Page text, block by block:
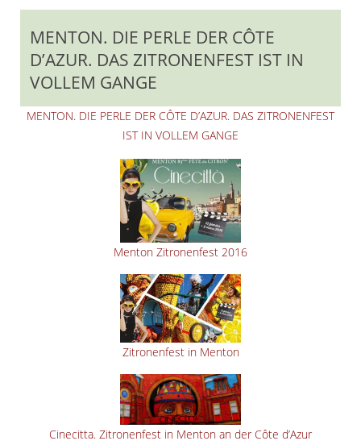
MENTON. DIE PERLE DER CÔTE
D’AZUR. DAS ZITRONENFEST IST IN
VOLLEM GANGE
MENTON. DIE PERLE DER CÔTE D’AZUR. DAS ZITRONENFEST
IST IN VOLLEM GANGE
Menton Zitronenfest 2016
Zitronenfest in Menton
Cinecitta. Zitronenfest in Menton an der Côte d’Azur